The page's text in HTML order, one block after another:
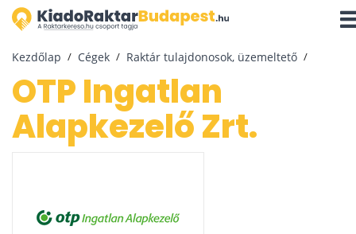
Kezdőlap Cégek Raktár tulajdonosok, üzemeltető
OTP Ingatlan
Alapkezelő Zrt.